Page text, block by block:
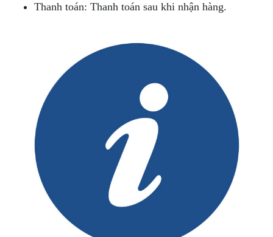
Thanh toán: Thanh toán sau khi nhận hàng.